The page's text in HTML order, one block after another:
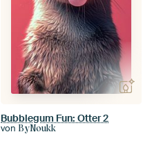
Bubblegum Fun: Otter 2
von ByNoukk